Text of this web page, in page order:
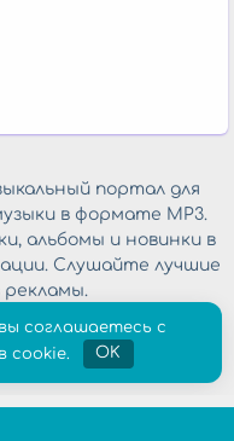
портал для
в формате MP3.
альбомы и новинки в
Слушайте лучшие
рекламы.
соглашаетесь с
cookie.
OK